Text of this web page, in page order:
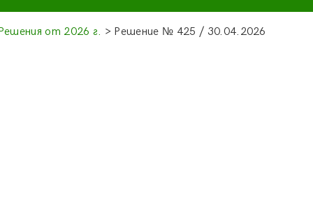
от 2026 г. > Решение № 425 / 30.04.2026